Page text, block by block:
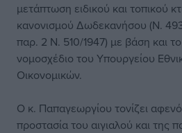
μετάπτωση ειδικού και τοπικού
κανονισμού Δωδεκανήσου (Ν.
παρ. 2 Ν. 510/1947) με βάση και το
νομοσχέδιο του Υπουργείου
Οικονομικών.
Ο κ. Παπαγεωργίου τονίζει
προστασία του αιγιαλού και της